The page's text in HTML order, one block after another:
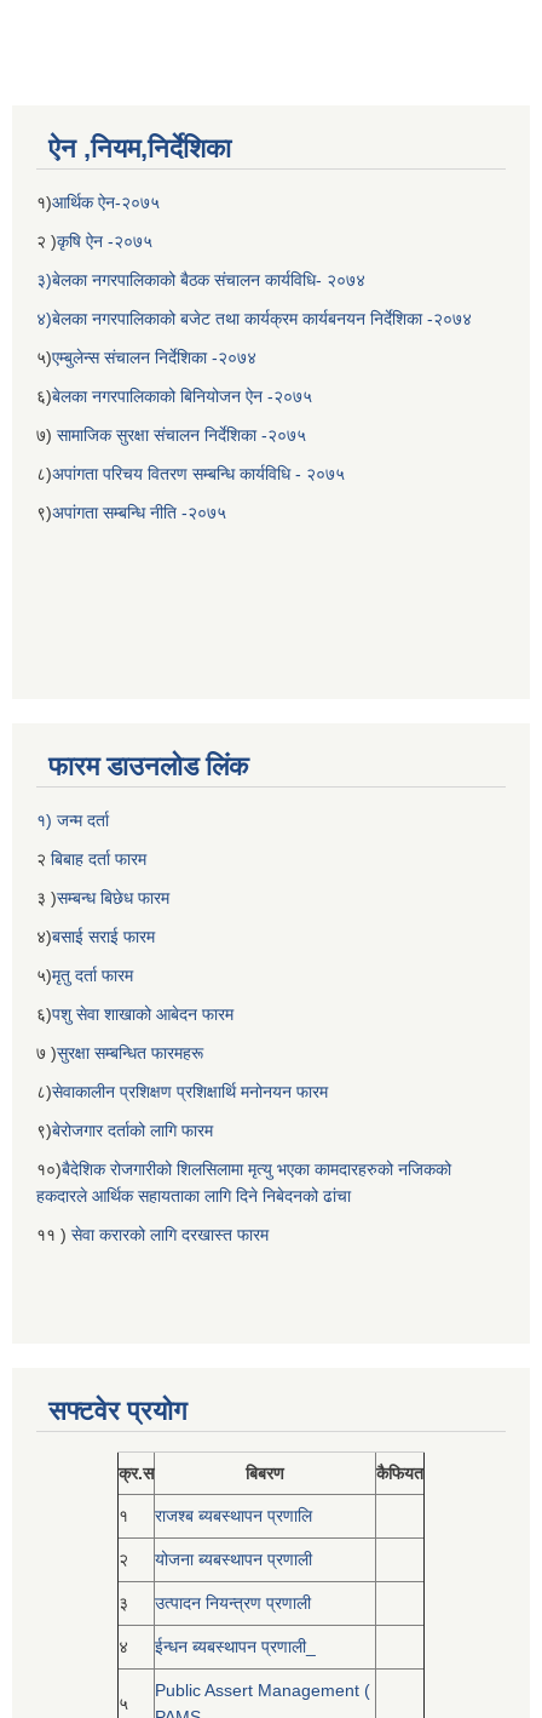
ऐन ,नियम,निर्देशिका
१)आर्थिक ऐन-२०७५
२ )कृषि ऐन -२०७५
३)बेलका नगरपालिकाको बैठक संचालन कार्यविधि- २०७४
४)बेलका नगरपालिकाको बजेट तथा कार्यक्रम कार्यबनयन निर्देशिका -२०७४
५)एम्बुलेन्स संचालन निर्देशिका -२०७४
६)बेलका नगरपालिकाको बिनियोजन ऐन -२०७५
७) सामाजिक सुरक्षा संचालन निर्देशिका -२०७५
८)अपांगता परिचय वितरण सम्बन्धि कार्यविधि - २०७५
९)अपांगता सम्बन्धि नीति -२०७५
फारम डाउनलोड लिंक
१) जन्म दर्ता
२ बिबाह दर्ता फारम
३ )सम्बन्ध बिछेध फारम
४)बसाई सराई फारम
५)मृतु दर्ता फारम
६)पशु सेवा शाखाको आबेदन फारम
७ )सुरक्षा सम्बन्धित फारमहरू
८)सेवाकालीन प्रशिक्षण प्रशिक्षार्थि मनोनयन फारम
९)बेरोजगार दर्ताको लागि फारम
१०)बैदेशिक रोजगारीको शिलसिलामा मृत्यु भएका कामदारहरुको नजिकको
हकदारले आर्थिक सहायताका लागि दिने निबेदनको ढांचा
११ ) सेवा करारको लागि दरखास्त फारम
सफ्टवेर प्रयोग
क्र.स बिबरण कैफियत
१ राजश्ब ब्यबस्थापन प्रणालि
२ योजना ब्यबस्थापन प्रणाली
३ उत्पादन नियन्त्रण प्रणाली
४ ईन्धन ब्यबस्थापन प्रणाली_
५
Public Assert Management (